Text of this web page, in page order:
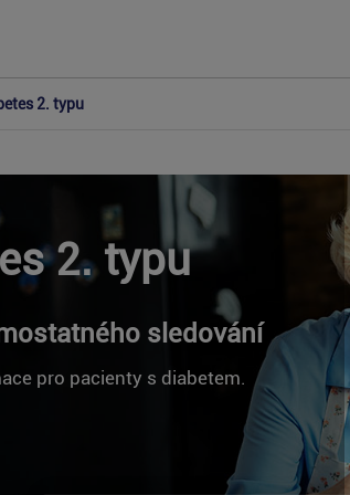
2. typu
2. typu
sledování
pro pacienty s diabetem.